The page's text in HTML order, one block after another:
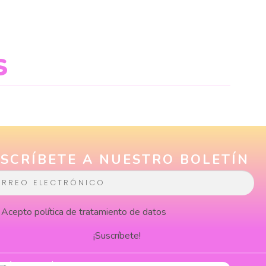
A NUESTRO BOLETÍN
Aceptopolítica de tratamiento de datos
¡Suscríbete!